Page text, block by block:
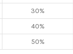
30%
40%
50%